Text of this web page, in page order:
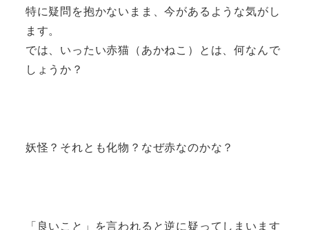
特に疑問を抱かないまま、今があるような気がし
ます。
では、いったい赤猫（あかねこ）とは、何なんで
しょうか？
妖怪？それとも化物？なぜ赤なのかな？
「良いこと」を言われると逆に疑ってしまいます